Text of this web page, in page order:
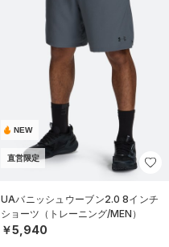
NEW
直営限定
UAバニッシュウーブン2.0 8インチ
ショーツ（トレーニング/MEN）
￥5,940